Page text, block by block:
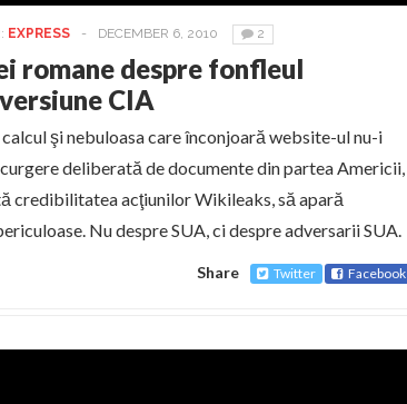
EXPRESS - DECEMBER 6, 2010 2
romane despre fonfleul
CIA
şi nebuloasa care înconjoară website-ul nu-i
deliberată de documente din partea Americii,
credibilitatea acţiunilor Wikileaks, să apară
Nu despre SUA, ci despre adversarii SUA.
Share Twitter Facebook